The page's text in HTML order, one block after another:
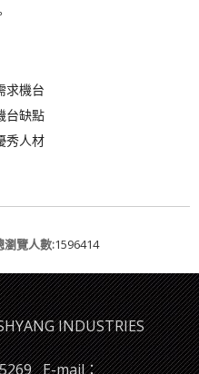
求機台
台缺點
秀人材
瀏覽人數:1596414
INDUSTRIES
E-mail：